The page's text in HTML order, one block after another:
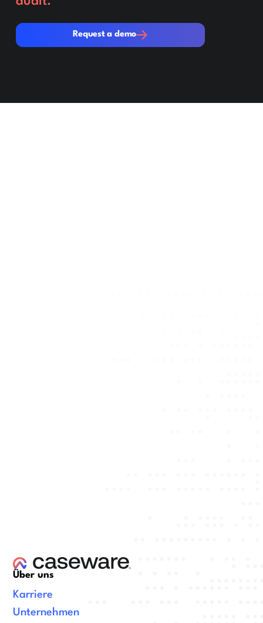
Request a demo
Request a demo
Über uns
Karriere
Unternehmen